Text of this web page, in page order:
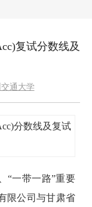
复试分数线及
通大学
“一带一路”重要
限公司与甘肃省